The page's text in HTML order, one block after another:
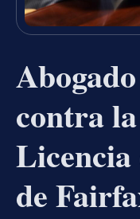
contra
Licencia
de